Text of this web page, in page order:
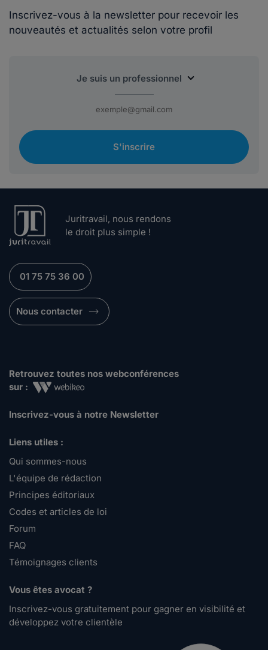
Inscrivez-vous à la newsletter pour recevoir les
nouveautés et actualités selon votre profil
S'inscrire
Juritravail, nous rendons
le droit plus simple !
01 75 75 36 00
Nous contacter
Retrouvez toutes nos webconférences
sur :
Inscrivez-vous à notre Newsletter
Liens utiles :
Qui sommes-nous
L'équipe de rédaction
Principes éditoriaux
Codes et articles de loi
Forum
FAQ
Témoignages clients
Vous êtes avocat ?
Inscrivez-vous gratuitement pour gagner en visibilité et
développez votre clientèle